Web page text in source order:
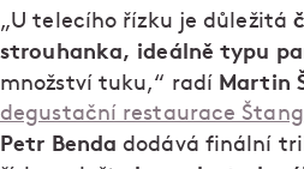
„U telecího řízku je důležitá
strouhanka, ideálně typu
množství tuku,“ radí Martin
degustační restaurace Štangl
Petr Benda dodává finální